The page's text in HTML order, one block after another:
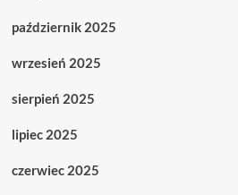
październik 2025
wrzesień 2025
sierpień 2025
lipiec 2025
czerwiec 2025